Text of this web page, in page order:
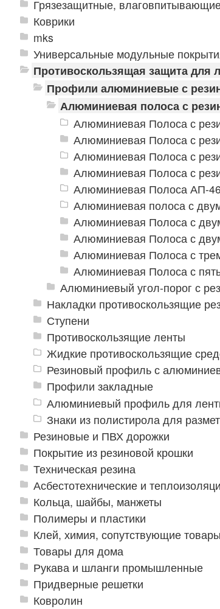
Грязезащитные,
Коврики
mks
Универсальные модульные
Противоскользящая защита для
Профили алюминиевые с
Алюминиевая полоса с
Алюминиевая Полоса с
Алюминиевая Полоса с
Алюминиевая Полоса с
Алюминиевая Полоса с
Алюминиевая Полоса АП-
Алюминиевая полоса с
Алюминиевая Полоса с
Алюминиевая Полоса с
Алюминиевая Полоса с
Алюминиевая Полоса с
Алюминиевый угол-порог с
Накладки противоскользящие
Ступени
Противоскользящие ленты
Жидкие противоскользящие
Резиновый профиль с
Профили закладные
Алюминиевый профиль для
Знаки из полистирола для
Резиновые и ПВХ дорожки
Покрытие из резиновой крошки
Техническая резина
Асбестотехнические и
Кольца, шайбы, манжеты
Полимеры и пластики
Клей, химия, сопутствующие товары
Товары для дома
Рукава и шланги промышленные
Придверные решетки
Ковролин